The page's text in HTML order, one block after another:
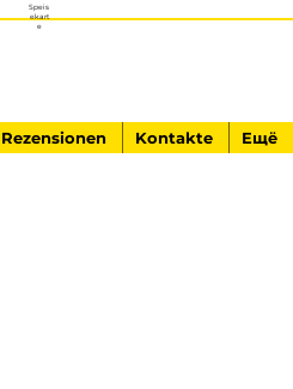
Speis
ekart
e
Rezensionen Kontakte Ещё